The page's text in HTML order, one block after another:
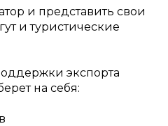
и представить свои
и туристические
экспорта
на себя: